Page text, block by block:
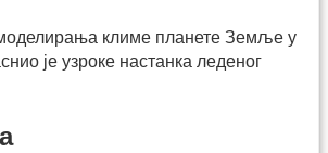
климе планете Земље у
је узроке настанка леденог